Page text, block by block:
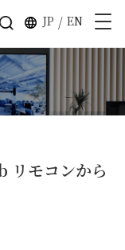
JP / EN
リモコンから